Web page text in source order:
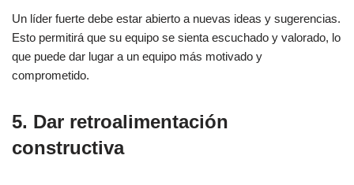
Un líder fuerte debe estar abierto a nuevas ideas y sugerencias.
Esto permitirá que su equipo se sienta escuchado y valorado, lo
que puede dar lugar a un equipo más motivado y
comprometido.
5. Dar retroalimentación
constructiva